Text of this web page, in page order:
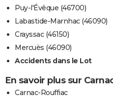
Puy-l'Évêque (46700)
Labastide-Marnhac (46090)
Crayssac (46150)
Mercuès (46090)
Accidents dans le Lot
En savoir plus sur
Carnac-Rouffiac